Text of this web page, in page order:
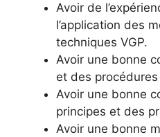
Avoir de
l’application des
techniques VGP.
Avoir une bonne
et des procédures
Avoir une bonne
principes et des
Avoir une bonne